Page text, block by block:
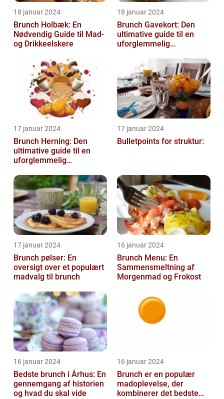
18 januar 2024
Brunch Holbæk: En
Nødvendig Guide til Mad-
og Drikkeelskere
18 januar 2024
Brunch Gavekort: Den
ultimative guide til en
uforglemmelig
17 januar 2024
Brunch Herning: Den
ultimative guide til en
uforglemmelig
17 januar 2024
Bulletpoints for struktur:
17 januar 2024
Brunch pølser: En
oversigt over et populært
madvalg til brunch
16 januar 2024
Brunch Menu: En
Sammensmeltning af
Morgenmad og Frokost
16 januar 2024
Bedste brunch i Århus: En
gennemgang af historien
og hvad du skal vide
16 januar 2024
Brunch er en populær
madoplevelse, der
kombinerer det bedste